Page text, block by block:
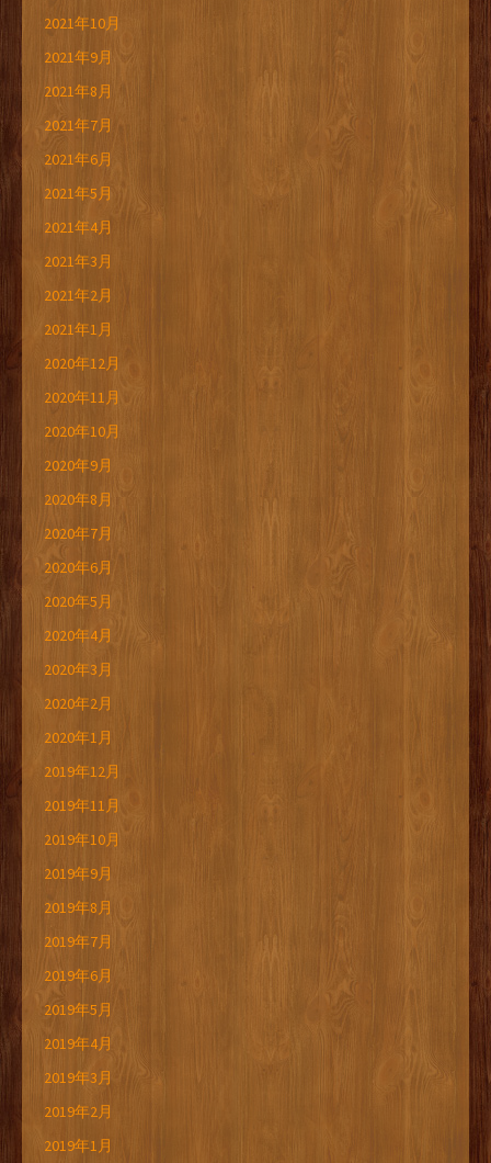
2021年10月
2021年9月
2021年8月
2021年7月
2021年6月
2021年5月
2021年4月
2021年3月
2021年2月
2021年1月
2020年12月
2020年11月
2020年10月
2020年9月
2020年8月
2020年7月
2020年6月
2020年5月
2020年4月
2020年3月
2020年2月
2020年1月
2019年12月
2019年11月
2019年10月
2019年9月
2019年8月
2019年7月
2019年6月
2019年5月
2019年4月
2019年3月
2019年2月
2019年1月